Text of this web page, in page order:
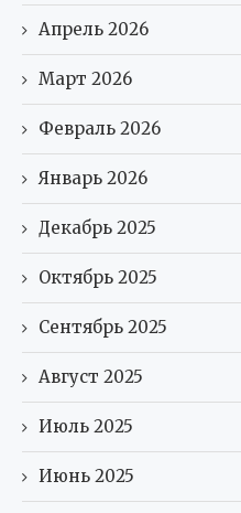
Апрель 2026
Март 2026
Февраль 2026
Январь 2026
Декабрь 2025
Октябрь 2025
Сентябрь 2025
Август 2025
Июль 2025
Июнь 2025